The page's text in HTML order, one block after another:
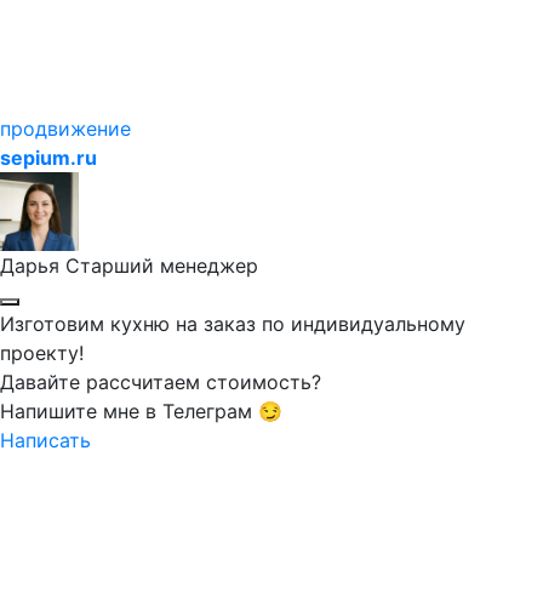
продвижение
sepium.ru
Дарья Старший менеджер
Изготовим кухню на заказ по индивидуальному
проекту!
Давайте рассчитаем стоимость?
Напишите мне в Телеграм 😏
Написать